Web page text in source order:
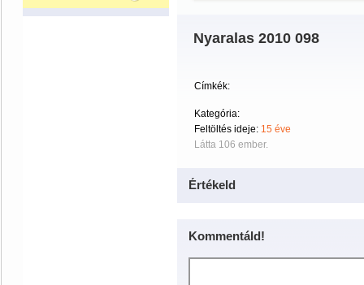
Nyaralas 2010 098
Címkék:
Kategória:
Feltöltés ideje: 15 éve
Látta 106 ember.
Értékeld
Kommentáld!